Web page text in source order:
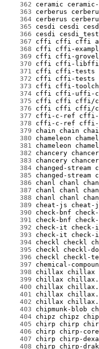
    362
    363
    364
    365
    366
    367
    368
    369
    370
    371
    372
    373
    374
    375
    376
    377
    378
    379
    380
    381
    382
    383
    384
    385
    386
    387
    388
    389
    390
    391
    392
    393
    394
    395
    396
    397
    398
    399
    400
    401
    402
    403
    404
    405
    406
    407
    408